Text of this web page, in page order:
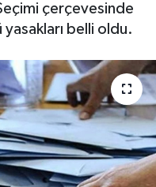
çerçevesinde
belli oldu.